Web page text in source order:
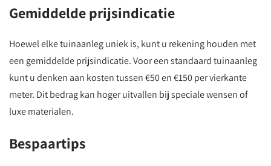
Gemiddelde prijsindicatie
Hoewel elke tuinaanleg uniek is, kunt u rekening houden met
een gemiddelde prijsindicatie. Voor een standaard tuinaanleg
kunt u denken aan kosten tussen €50 en €150 per vierkante
meter. Dit bedrag kan hoger uitvallen bij speciale wensen of
luxe materialen.
Bespaartips